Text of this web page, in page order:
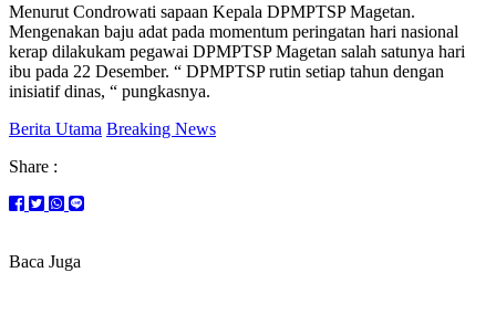
Menurut Condrowati sapaan Kepala DPMPTSP Magetan.
Mengenakan baju adat pada momentum peringatan hari nasional
kerap dilakukam pegawai DPMPTSP Magetan salah satunya hari
ibu pada 22 Desember. “ DPMPTSP rutin setiap tahun dengan
inisiatif dinas, “ pungkasnya.
Berita Utama Breaking News
Share :
Baca Juga